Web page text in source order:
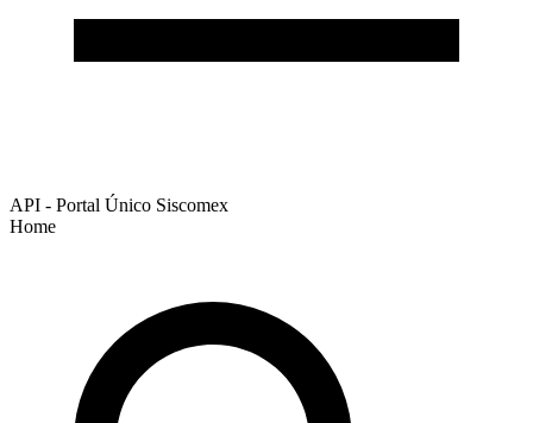
API - Portal Único Siscomex
Home